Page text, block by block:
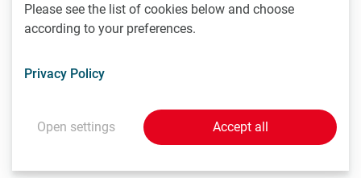
14.5.2025
bei der Dekarbonisierung
Mit Ende des zweiten Forschungsjahres von
„DekarbPharm“ steht ein Online-Tool zu Verfügung, mit
dem Pharmaunternehmen…
Please see the list of cookies below and choose
according to your preferences.
Privacy Policy
Open settings Accept all